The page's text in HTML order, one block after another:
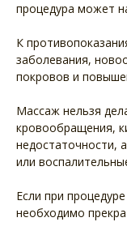
процедура может
К
заболевания,
покровов и
Массаж нельзя
кровообращения,
недостаточности,
или
Если при
необходимо